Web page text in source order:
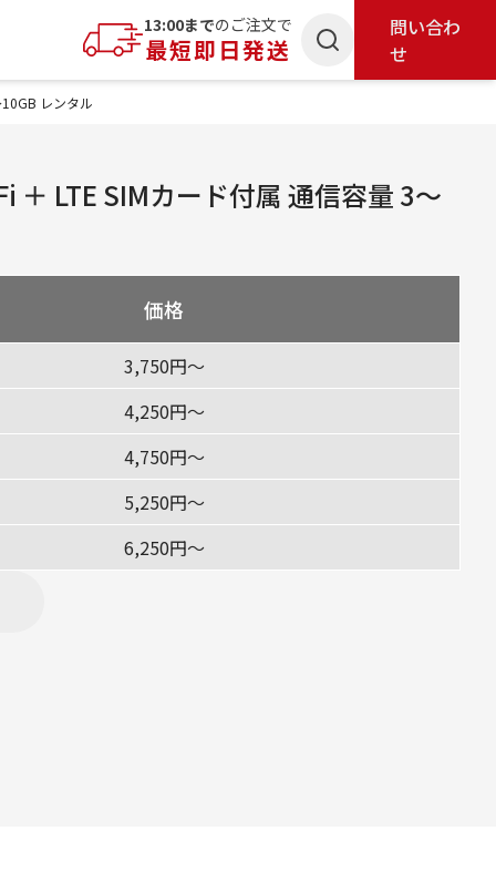
13:00までのご注文で
最短即日発送
問い合わ
せ
レンタル
LTE SIMカード付属 通信容量 3〜
価格
3,750円〜
4,250円〜
4,750円〜
5,250円〜
6,250円〜